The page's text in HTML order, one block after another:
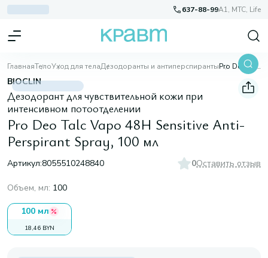
637-88-99A1, МТС, Life
ГлавнаяТелоУход для телаДезодоранты и антиперспиранты Pro Deo Talc Vapo 48H Sensitive Anti-Perspirant Spray, 100 мл
BIOCLIN
Дезодорант для чувствительной кожи при
интенсивном потоотделении
Pro Deo Talc Vapo 48H Sensitive Anti-
Perspirant Spray, 100 мл
Артикул:8055510248840 0Оставить отзыв
Объем, мл: 100
100 мл
18,46 BYN